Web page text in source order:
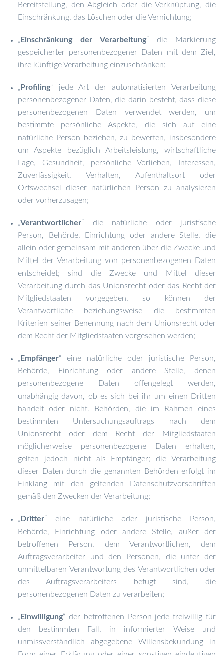
Bereitstellung, den Abgleich oder die Verknüpfung, die
Einschränkung, das Löschen oder die Vernichtung;
„ Einschränkung der Verarbeitung“ die Markierung
gespeicherter personenbezogener Daten mit dem Ziel,
ihre künftige Verarbeitung einzuschränken;
„ Profiling“ jede Art der automatisierten Verarbeitung
personenbezogener Daten, die darin besteht, dass diese
personenbezogenen Daten verwendet werden, um
bestimmte persönliche Aspekte, die sich auf eine
natürliche Person beziehen, zu bewerten, insbesondere
um Aspekte bezüglich Arbeitsleistung, wirtschaftliche
Lage, Gesundheit, persönliche Vorlieben, Interessen,
Zuverlässigkeit, Verhalten, Aufenthaltsort oder
Ortswechsel dieser natürlichen Person zu analysieren
oder vorherzusagen;
„Verantwortlicher“ die natürliche oder juristische
Person, Behörde, Einrichtung oder andere Stelle, die
allein oder gemeinsam mit anderen über die Zwecke und
Mittel der Verarbeitung von personenbezogenen Daten
entscheidet; sind die Zwecke und Mittel dieser
Verarbeitung durch das Unionsrecht oder das Recht der
Mitgliedstaaten vorgegeben, so können der
Verantwortliche beziehungsweise die bestimmten
Kriterien seiner Benennung nach dem Unionsrecht oder
dem Recht der Mitgliedstaaten vorgesehen werden;
„ Empfänger“ eine natürliche oder juristische Person,
Behörde, Einrichtung oder andere Stelle, denen
personenbezogene Daten offengelegt werden,
unabhängig davon, ob es sich bei ihr um einen Dritten
handelt oder nicht. Behörden, die im Rahmen eines
bestimmten Untersuchungsauftrags nach dem
Unionsrecht oder dem Recht der Mitgliedstaaten
möglicherweise personenbezogene Daten erhalten,
gelten jedoch nicht als Empfänger; die Verarbeitung
dieser Daten durch die genannten Behörden erfolgt im
Einklang mit den geltenden Datenschutzvorschriften
gemäß den Zwecken der Verarbeitung;
„ Dritter“ eine natürliche oder juristische Person,
Behörde, Einrichtung oder andere Stelle, außer der
betroffenen Person, dem Verantwortlichen, dem
Auftragsverarbeiter und den Personen, die unter der
unmittelbaren Verantwortung des Verantwortlichen oder
des Auftragsverarbeiters befugt sind, die
personenbezogenen Daten zu verarbeiten;
„ Einwilligung“ der betroffenen Person jede freiwillig für
den bestimmten Fall, in informierter Weise und
unmissverständlich abgegebene Willensbekundung in